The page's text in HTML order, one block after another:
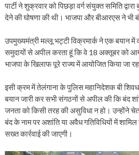
पार्टी ने शुक्रवार को पिछड़ा वर्ग संयुक्त समिति
देने की घोषणा की थी। भाजपा और बीआरएस ने भी
उपमुख्यमंत्री मल्लू भट्टी विक्रमार्क ने एक बयान में
समुदायों से अपील करता हूं कि वे 18 अक्तूबर को
भाजपा के खिलाफ पूरे राज्य में आयोजित किया जा
इसी क्रम में तेलंगाना के पुलिस महानिदेशक बी
बयान जारी कर सभी संगठनों से अपील की कि बंद
जनता को किसी तरह की असुविधा न हो। उन्होंने
बंद के नाम पर अशांति या अवैध गतिविधियों में
सख्त कार्रवाई की जाएगी।